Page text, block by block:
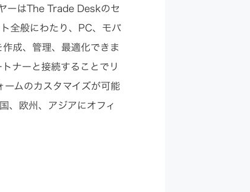
ーはThe Trade Deskのセ
全般にわたり、PC、モバ
成、管理、最適化できま
ナーと接続することでリ
ムのカスタマイズが可能
、欧州、アジアにオフィ